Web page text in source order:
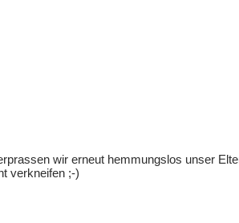
wir erneut hemmungslos unser
verkneifen ;-)